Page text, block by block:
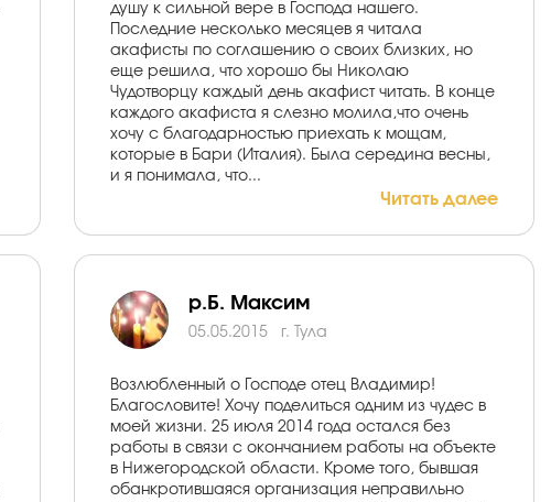
душу к сильной вере в Господа нашего.
Последние несколько месяцев я читала
акафисты по соглашению о своих близких, но
еще решила, что хорошо бы Николаю
Чудотворцу каждый день акафист читать. В конце
каждого акафиста я слезно молила,что очень
хочу с благодарностью приехать к мощам,
которые в Бари (Италия). Была середина весны,
и я понимала, что...
Читать далее
р.Б. Максим
05.05.2015 г. Тула
Возлюбленный о Господе отец Владимир!
Благословите! Хочу поделиться одним из чудес в
моей жизни. 25 июля 2014 года остался без
работы в связи с окончанием работы на объекте
в Нижегородской области. Кроме того, бывшая
обанкротившаяся организация неправильно